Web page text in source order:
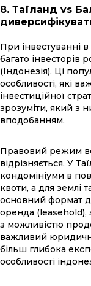
8. Таїланд vs
При інвестуванні
багато інвесторів
(Індонезія). Ці
особливості, які
інвестиційної
зрозуміти, який з
вподобанням.
Правовий режим
відрізняється. У
кондомініуми в
квоти, а для землі
основний формат
оренда (leasehold),
з можливістю
важливий
більш глибока
особливості